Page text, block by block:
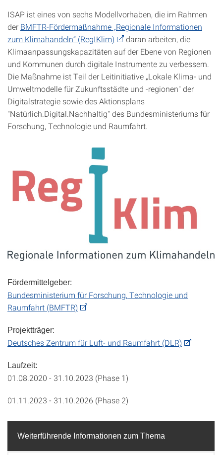
ISAP ist eines von sechs Modellvorhaben, die im Rahmen
der BMFTR-Fördermaßnahme „Regionale Informationen
zum Klimahandeln“ (RegIKlim)
daran arbeiten, die
Klimaanpassungskapazitäten auf der Ebene von Regionen
und Kommunen durch digitale Instrumente zu verbessern.
Die Maßnahme ist Teil der Leitinitiative „Lokale Klima- und
Umweltmodelle für Zukunftsstädte und -regionen" der
Digitalstrategie sowie des Aktionsplans
"Natürlich.Digital.Nachhaltig" des Bundesministeriums für
Forschung, Technologie und Raumfahrt.
Fördermittelgeber:
Bundesministerium für Forschung, Technologie und
Raumfahrt (BMFTR)
Projektträger:
Deutsches Zentrum für Luft- und Raumfahrt (DLR)
Laufzeit:
01.08.2020 - 31.10.2023 (Phase 1)
01.11.2023 - 31.10.2026 (Phase 2)
Weiterführende Informationen zum Thema